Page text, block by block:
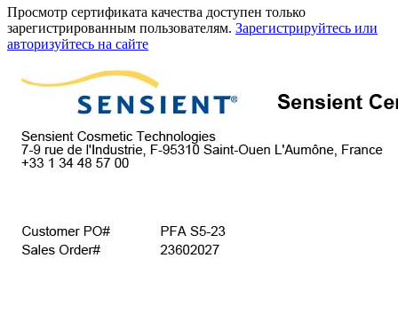
Просмотр сертификата качества доступен только
зарегистрированным пользователям. Зарегистрируйтесь или
авторизуйтесь на сайте